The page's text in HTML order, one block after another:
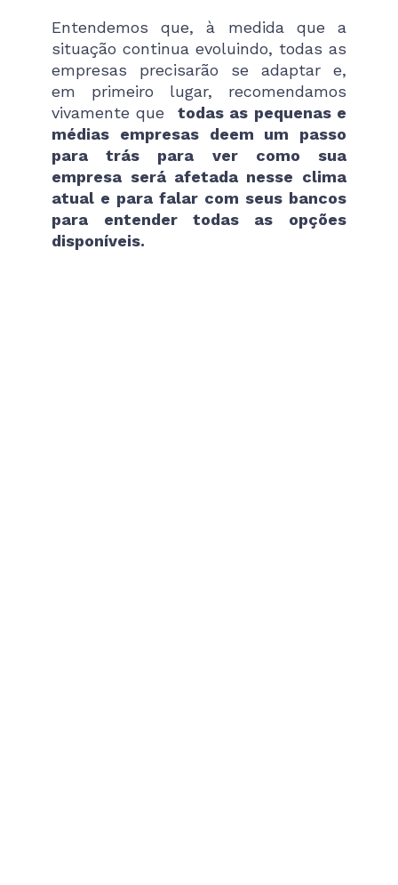
Entendemos que, à medida que a
situação continua evoluindo, todas as
empresas precisarão se adaptar e,
em primeiro lugar, recomendamos
vivamente que todas as pequenas e
médias empresas deem um passo
para trás para ver como sua
empresa será afetada nesse clima
atual e para falar com seus bancos
para entender todas as opções
disponíveis.